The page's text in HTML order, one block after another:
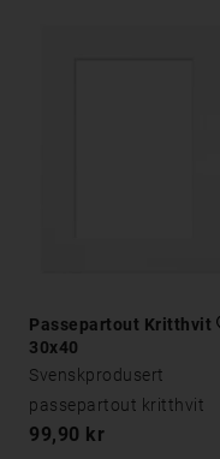
Passepartout Kritthvitt
30x40
Svenskprodusert
passepartout kritthvit
99,90 kr